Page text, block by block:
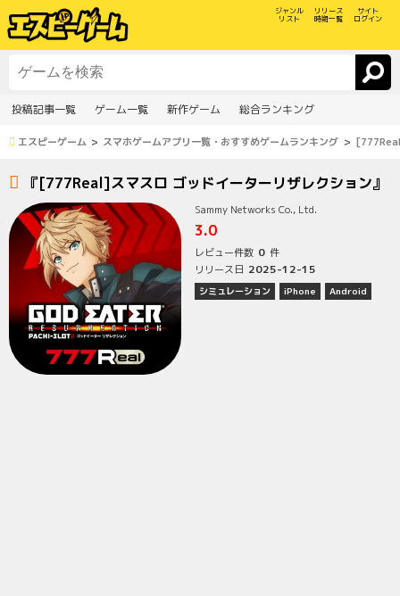
ジャンル
リスト
リリース
時期一覧
サイト
ログイン
投稿記事一覧 ゲーム一覧 新作ゲーム 総合ランキング
エスピーゲーム スマホゲームアプリ一覧・おすすめゲームランキング
『[777Real]スマスロ ゴッドイーターリザレクション』
Sammy Networks Co., Ltd.
3.0
レビュー件数 0 件
リリース日 2025-12-15
シミュレーション iPhone Android